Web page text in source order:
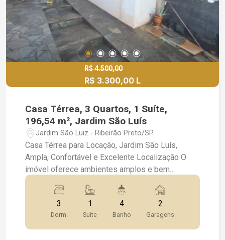
R$ 4.500,00
R$ 3.300,00 L
Casa Térrea, 3 Quartos, 1 Suíte,
196,54 m², Jardim São Luís
Jardim São Luiz - Ribeirão Preto/SP
Casa Térrea para Locação, Jardim São Luís,
Ampla, Confortável e Excelente Localização O
imóvel oferece ambientes amplos e bem
distribuídos, contando com 3 dormitórios, sendo
1 suíte, além de 4 banheiros, garantindo conforto
para toda a família. A área social é composta por
uma ampla sala para 2 ambientes, sala de jantar e
cozinha funcional, proporcionando espaços
3
Dorm.
1
Suite
4
Banho
2
Garagens